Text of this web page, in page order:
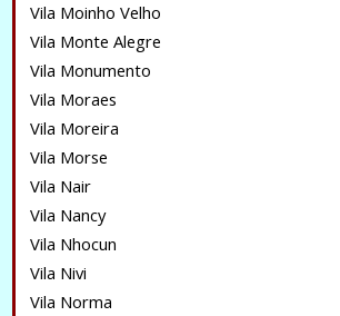
Vila Moinho Velho
Vila Monte Alegre
Vila Monumento
Vila Moraes
Vila Moreira
Vila Morse
Vila Nair
Vila Nancy
Vila Nhocun
Vila Nivi
Vila Norma